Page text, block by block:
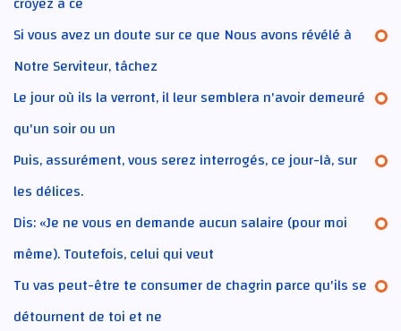
Si vous avez un doute sur ce que Nous avons révélé à
Notre Serviteur, tâchez
Le jour où ils la verront, il leur semblera n'avoir demeuré
qu'un soir ou un
Puis, assurément, vous serez interrogés, ce jour-là, sur
les délices.
Dis: «Je ne vous en demande aucun salaire (pour moi
même). Toutefois, celui qui veut
Tu vas peut-être te consumer de chagrin parce qu'ils se
détournent de toi et ne